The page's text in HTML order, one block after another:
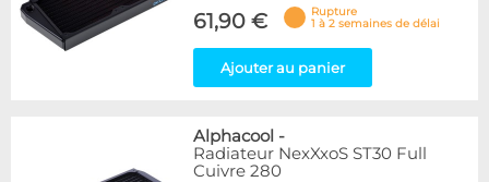
61,90 €
Rupture
1 à 2 semaines de délai
Ajouter au panier
Alphacool -
Radiateur NexXxoS ST30 Full
Cuivre 280